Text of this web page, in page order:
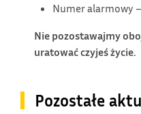
Numer alarmowy
Nie pozostawajmy
uratować czyjeś życie.
Pozostałe